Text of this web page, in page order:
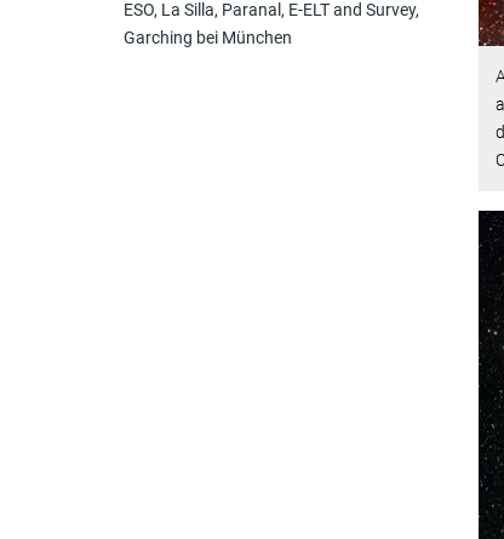
ESO, La Silla, Paranal, E-ELT and Survey,
Garching bei München